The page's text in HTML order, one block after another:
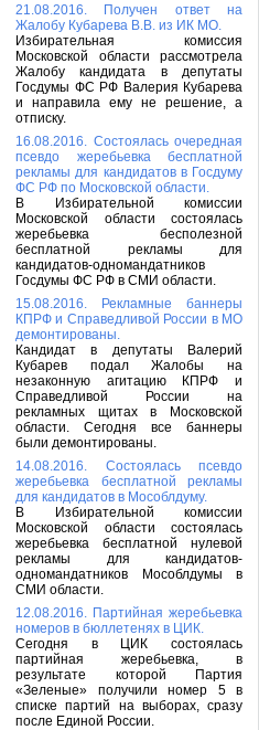
21.08.2016. Получен ответ на
Жалобу Кубарева В.В. из ИК МО.
Избирательная комиссия
Московской области рассмотрела
Жалобу кандидата в депутаты
Госдумы ФС РФ Валерия Кубарева
и направила ему не решение, а
отписку.
16.08.2016. Состоялась очередная
псевдо жеребьевка бесплатной
рекламы для кандидатов в Госдуму
ФС РФ по Московской области.
В Избирательной комиссии
Московской области состоялась
жеребьевка бесполезной
бесплатной рекламы для
кандидатов-одномандатников
Госдумы ФС РФ в СМИ области.
15.08.2016. Рекламные баннеры
КПРФ и Справедливой России в МО
демонтированы.
Кандидат в депутаты Валерий
Кубарев подал Жалобы на
незаконную агитацию КПРФ и
Справедливой России на
рекламных щитах в Московской
области. Сегодня все баннеры
были демонтированы.
14.08.2016. Состоялась псевдо
жеребьевка бесплатной рекламы
для кандидатов в Мособлдуму.
В Избирательной комиссии
Московской области состоялась
жеребьевка бесплатной нулевой
рекламы для кандидатов-
одномандатников Мособлдумы в
СМИ области.
12.08.2016. Партийная жеребьевка
номеров в бюллетенях в ЦИК.
Сегодня в ЦИК состоялась
партийная жеребьевка, в
результате которой Партия
«Зеленые» получили номер 5 в
списке партий на выборах, сразу
после Единой России.